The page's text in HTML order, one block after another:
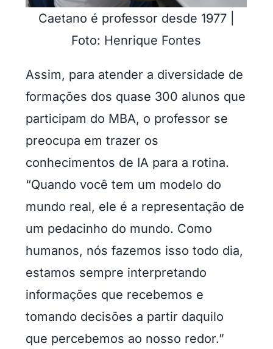
Caetano é professor desde 1977 |
Foto: Henrique Fontes
Assim, para atender a diversidade de
formações dos quase 300 alunos que
participam do MBA, o professor se
preocupa em trazer os
conhecimentos de IA para a rotina.
“Quando você tem um modelo do
mundo real, ele é a representação de
um pedacinho do mundo. Como
humanos, nós fazemos isso todo dia,
estamos sempre interpretando
informações que recebemos e
tomando decisões a partir daquilo
que percebemos ao nosso redor.”